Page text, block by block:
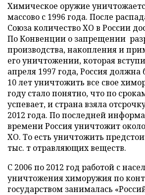
Химическое оружие
массово с 1996 года. После
Союза количество ХО в России
По Конвенции о запрещении
производства, накопления и
его уничтожении, которая
апреля 1997 года, Россия должна
10 лет уничтожить все свое
году стало понятно, что по
успевает, и страна взяла
2012 года. По последней
времени Россия уничтожит около
ХО. То есть уничтожить
тыс. т отравляющих веществ.
С 2006 по 2012 год работой с
уничтожения химоружия по
государством занималась